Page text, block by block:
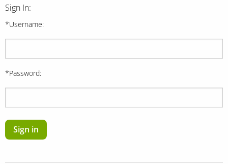
Sign In:
*Username:
*Password:
Sign in